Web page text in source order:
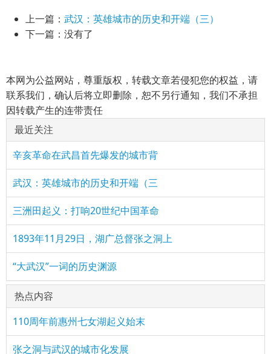
上一篇： 武汉：英雄城市的历史和开端（三）
下一篇：没有了
本网为公益网站，尊重版权，转载文章若侵犯您的权益，请
联系我们，确认后将立即删除，恕不另行通知，我们不承担
因转载产生的连带责任
最近关注
辛亥革命在武昌首先爆发的城市背
武汉：英雄城市的历史和开端（三
三洲田起义：打响20世纪中国革命
1893年11月29日，湖广总督张之洞上
“大武汉”一词的历史渊源
热点内容
110周年前惠州七女湖起义始末
张之洞与武汉的城市化发展